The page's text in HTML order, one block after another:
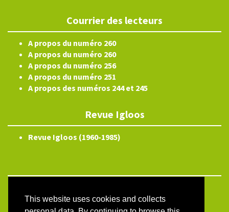
This website uses cookies and collects
Courrier des lecteurs
A propos du numéro 260
A propos du numéro 260
A propos du numéro 256
A propos du numéro 251
A propos des numéros 244 et 245
Revue Igloos
Revue Igloos (1960-1985)
Site map